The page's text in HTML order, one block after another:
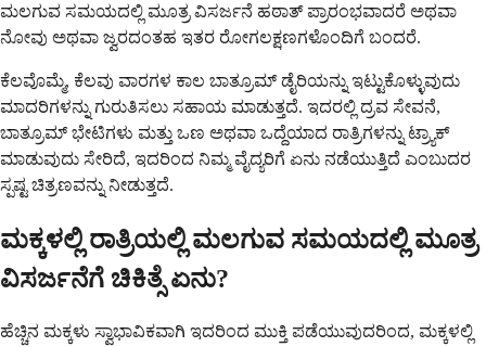
ಮಲಗುವ ಸಮಯದಲ್ಲಿ ಮೂತ್ರ ವಿಸರ್ಜನೆ ಹಠಾತ್ ಪ್ರಾರಂಭವಾದರೆ ಅಥವಾ
ನೋವು ಅಥವಾ ಜ್ವರದಂತಹ ಇತರ ರೋಗಲಕ್ಷಣಗಳೊಂದಿಗೆ ಬಂದರೆ.
ಕೆಲವೊಮ್ಮೆ, ಕೆಲವು ವಾರಗಳ ಕಾಲ ಬಾತ್ರೂಮ್ ಡೈರಿಯನ್ನು ಇಟ್ಟುಕೊಳ್ಳುವುದು
ಮಾದರಿಗಳನ್ನು ಗುರುತಿಸಲು ಸಹಾಯ ಮಾಡುತ್ತದೆ. ಇದರಲ್ಲಿ ದ್ರವ ಸೇವನೆ,
ಬಾತ್ರೂಮ್ ಭೇಟಿಗಳು ಮತ್ತು ಒಣ ಅಥವಾ ಒದ್ದೆಯಾದ ರಾತ್ರಿಗಳನ್ನು ಟ್ರ್ಯಾಕ್
ಮಾಡುವುದು ಸೇರಿದೆ, ಇದರಿಂದ ನಿಮ್ಮ ವೈದ್ಯರಿಗೆ ಏನು ನಡೆಯುತ್ತಿದೆ ಎಂಬುದರ
ಸ್ಪಷ್ಟ ಚಿತ್ರಣವನ್ನು ನೀಡುತ್ತದೆ.
ಮಕ್ಕಳಲ್ಲಿ ರಾತ್ರಿಯಲ್ಲಿ ಮಲಗುವ ಸಮಯದಲ್ಲಿ ಮೂತ್ರ
ವಿಸರ್ಜನೆಗೆ ಚಿಕಿತ್ಸೆ ಏನು?
ಹೆಚ್ಚಿನ ಮಕ್ಕಳು ಸ್ವಾಭಾವಿಕವಾಗಿ ಇದರಿಂದ ಮುಕ್ತಿ ಪಡೆಯುವುದರಿಂದ, ಮಕ್ಕಳಲ್ಲಿ